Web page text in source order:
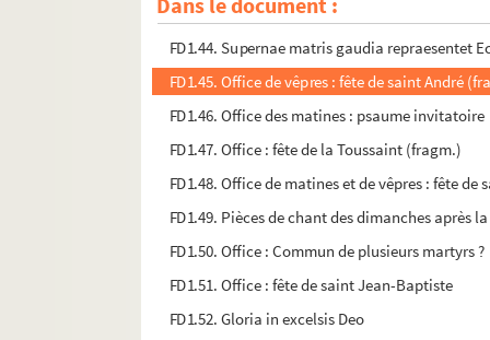
FD1.43. Hymnaire (?) (fragm.)
FD1.44. Supernae matris gaudia repraesentet
FD1.45. Office de vêpres : fête de saint André
FD1.46. Office des matines : psaume invitatoire
FD1.47. Office : fête de la Toussaint (fragm.)
FD1.48. Office de matines et de vêpres : fête de
FD1.49. Pièces de chant des dimanches après
FD1.50. Office : Commun de plusieurs martyrs ?
FD1.51. Office : fête de saint Jean-Baptiste
FD1.52. Gloria in excelsis Deo